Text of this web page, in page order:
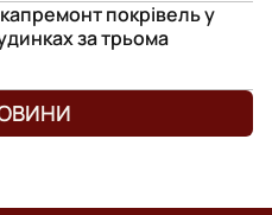
покрівель у
за трьома